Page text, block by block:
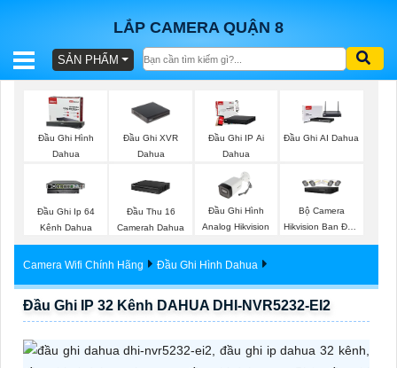
LẮP CAMERA QUẬN 8
BÁO
TRỌN
SẢN
VẤN
SẢN PHẨM
Đầu Ghi Hình
Dahua
Đầu Ghi XVR
Dahua
Đầu Ghi IP Ai
Dahua
Đầu Ghi AI Dahua
Đầu Ghi Ip 64
Kênh Dahua
Đầu Thu 16
Camerah Dahua
Đầu Ghi Hình
Analog Hikvision
Bộ Camera
Hikvision Ban Đêm
Có Màu
Camera Wifi Chính Hãng Đầu Ghi Hình Dahua
Đầu Ghi IP 32 Kênh DAHUA DHI-NVR5232-EI2